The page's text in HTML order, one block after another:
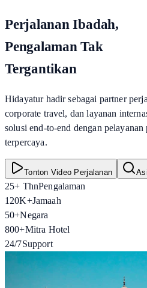
Perjalanan Ibadah,
Pengalaman Tak
Tergantikan
Hidayatur hadir sebagai partner
corporate travel, dan layanan
solusi end-to-end dengan
terpercaya.
Tonton Video Perjalanan
25+ ThnPengalaman
120K+Jamaah
50+Negara
800+Mitra Hotel
24/7Support